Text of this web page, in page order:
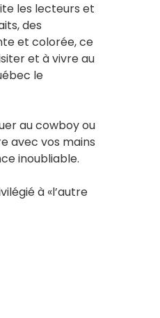
les lecteurs et
des
et colorée, ce
et à vivre au
le
au cowboy ou
avec vos mains
inoubliable.
à «l’autre